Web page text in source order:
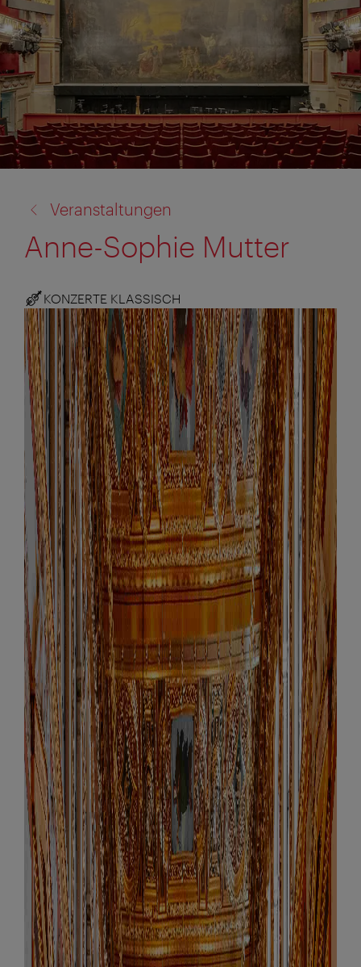
zu:
Veranstaltungen
Anne-Sophie Mutter
KONZERTE KLASSISCH